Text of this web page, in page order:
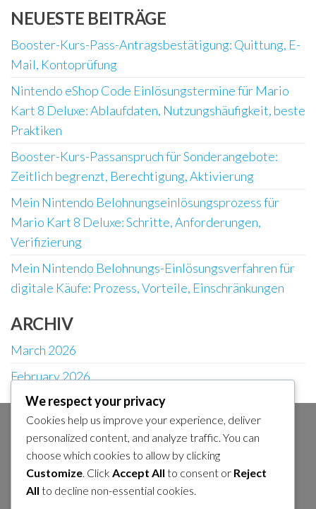
NEUESTE BEITRÄGE
Booster-Kurs-Pass-Antragsbestätigung: Quittung, E-
Mail, Kontoprüfung
Nintendo eShop Code Einlösungstermine für Mario
Kart 8 Deluxe: Ablaufdaten, Nutzungshäufigkeit, beste
Praktiken
Booster-Kurs-Passanspruch für Sonderangebote:
Zeitlich begrenzt, Berechtigung, Aktivierung
Mein Nintendo Belohnungseinlösungsprozess für
Mario Kart 8 Deluxe: Schritte, Anforderungen,
Verifizierung
Mein Nintendo Belohnungs-Einlösungsverfahren für
digitale Käufe: Prozess, Vorteile, Einschränkungen
ARCHIV
March 2026
February 2026
KATEGORIEN
Booster-Kurs-Passanspruchsansprüche
Meine Nintendo Belohnungs-Einlösungen
We respect your privacy
Cookies help us improve your experience, deliver
personalized content, and analyze traffic. You can
choose which cookies to allow by clicking
Customize. Click Accept All to consent or Reject
All to decline non-essential cookies.